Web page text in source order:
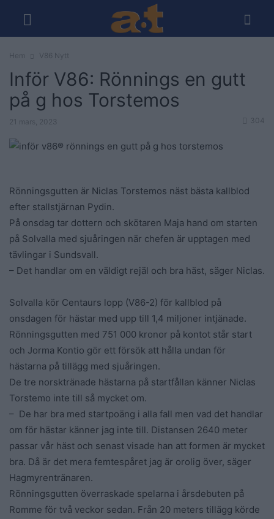
Hem V86 Nytt
Inför V86: Rönnings en gutt
på g hos Torstemos
21 mars, 2023 304
Rönningsgutten är Niclas Torstemos näst bästa kallblod
efter stallstjärnan Pydin.
På onsdag tar dottern och skötaren Maja hand om starten
på Solvalla med sjuåringen när chefen är upptagen med
tävlingar i Sundsvall.
– Det handlar om en väldigt rejäl och bra häst, säger Niclas.
Solvalla kör Centaurs lopp (V86-2) för kallblod på
onsdagen för hästar med upp till 1,4 miljoner intjänade.
Rönningsgutten med 751 000 kronor på kontot står start
och Jorma Kontio gör ett försök att hålla undan för
hästarna på tillägg med sjuåringen.
De tre norsktränade hästarna på startfållan känner Niclas
Torstemo inte till så mycket om.
– De har bra med startpoäng i alla fall men vad det handlar
om för hästar känner jag inte till. Distansen 2640 meter
passar vår häst och senast visade han att formen är mycket
bra. Då är det mera femtespåret jag är orolig över, säger
Hagmyrentränaren.
Rönningsgutten överraskade spelarna i årsdebuten på
Romme för två veckor sedan. Från 20 meters tillägg körde